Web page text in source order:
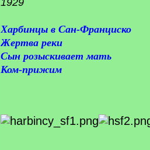
1929
Харбинцы в Сан-Франциско
Жертва реки
Сын розыскивает мать
Ком-прижим